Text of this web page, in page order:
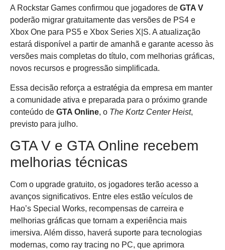
A Rockstar Games confirmou que jogadores de GTA V
poderão migrar gratuitamente das versões de PS4 e
Xbox One para PS5 e Xbox Series X|S. A atualização
estará disponível a partir de amanhã e garante acesso às
versões mais completas do título, com melhorias gráficas,
novos recursos e progressão simplificada.
Essa decisão reforça a estratégia da empresa em manter
a comunidade ativa e preparada para o próximo grande
conteúdo de GTA Online, o The Kortz Center Heist,
previsto para julho.
GTA V e GTA Online recebem
melhorias técnicas
Com o upgrade gratuito, os jogadores terão acesso a
avanços significativos. Entre eles estão veículos de
Hao’s Special Works, recompensas de carreira e
melhorias gráficas que tornam a experiência mais
imersiva. Além disso, haverá suporte para tecnologias
modernas, como ray tracing no PC, que aprimora